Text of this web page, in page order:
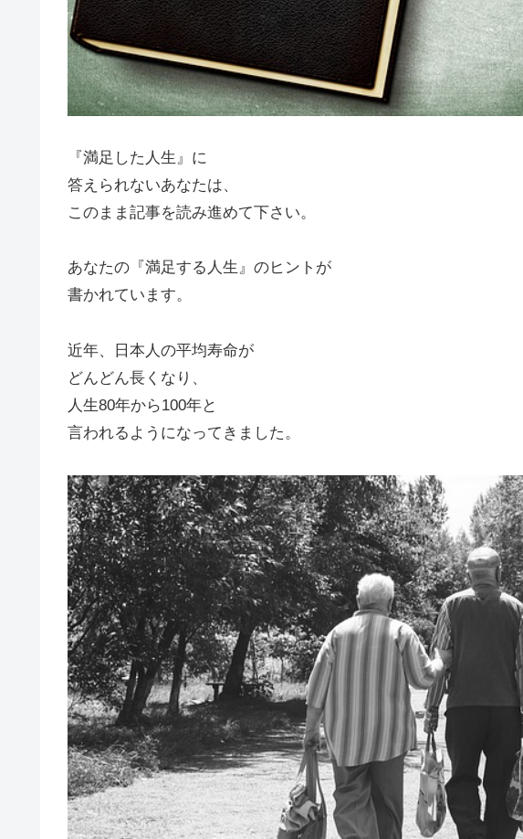
『満足した人生』に
答えられないあなたは、
このまま記事を読み進めて下さい。
あなたの『満足する人生』のヒントが
書かれています。
近年、日本人の平均寿命が
どんどん長くなり、
人生80年から100年と
言われるようになってきました。